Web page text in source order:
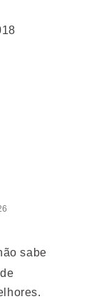
sabe